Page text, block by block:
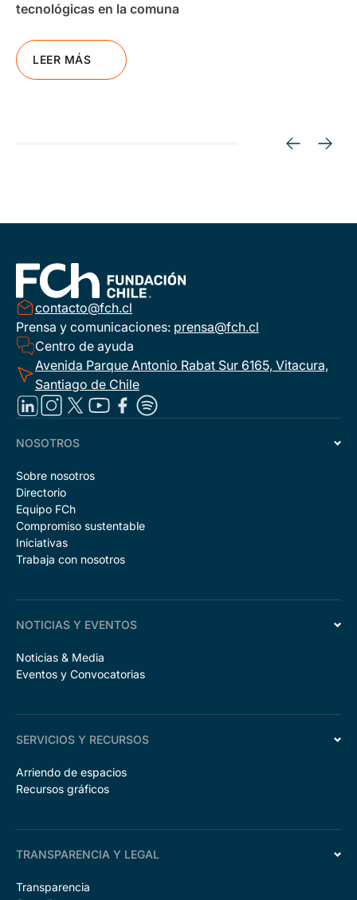
tecnológicas en la comuna
LEER MÁS
contacto@fch.cl
Prensa y comunicaciones: prensa@fch.cl
Centro de ayuda
Avenida Parque Antonio Rabat Sur 6165, Vitacura,
Santiago de Chile
NOSOTROS
Sobre nosotros
Directorio
Equipo FCh
Compromiso sustentable
Iniciativas
Trabaja con nosotros
NOTICIAS Y EVENTOS
Noticias & Media
Eventos y Convocatorias
SERVICIOS Y RECURSOS
Arriendo de espacios
Recursos gráficos
TRANSPARENCIA Y LEGAL
Transparencia